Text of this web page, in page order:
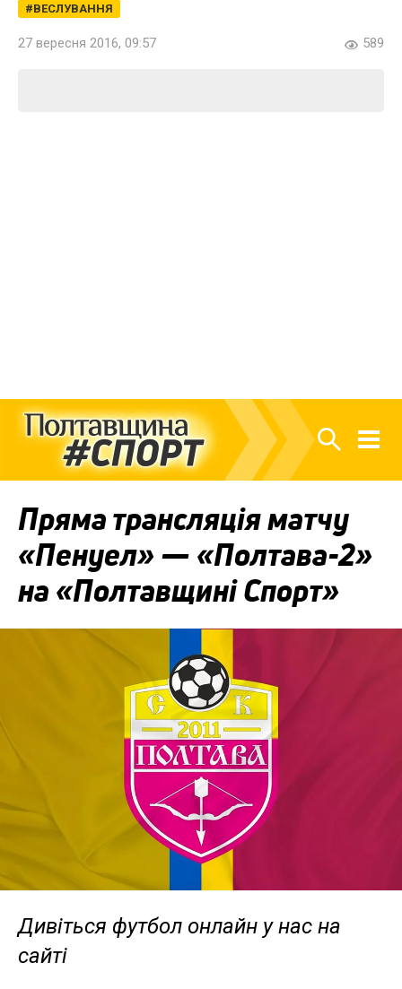
ВЕСЛУВАННЯ
27 вересня 2016, 09:57 589
Пряма трансляція матчу
«Пенуел» — «Полтава-2»
на «Полтавщині Спорт»
Дивіться футбол онлайн у нас на
сайті